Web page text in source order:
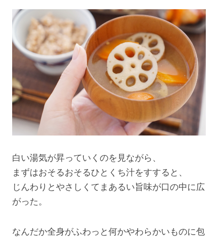
白い湯気が昇っていくのを見ながら、
まずはおそるおそるひとくち汁をすすると、
じんわりとやさしくてまあるい旨味が口の中に広
がった。
なんだか全身がふわっと何かやわらかいものに包